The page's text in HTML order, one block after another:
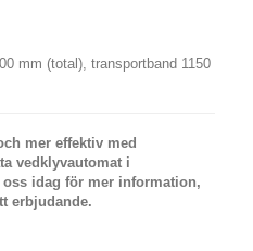
mm (total), transportband 1150
mer effektiv med
vedklyvautomat i
idag för mer information,
erbjudande.